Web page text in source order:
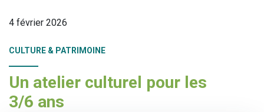
4 février 2026
CULTURE & PATRIMOINE
Un atelier culturel pour les
3/6 ans